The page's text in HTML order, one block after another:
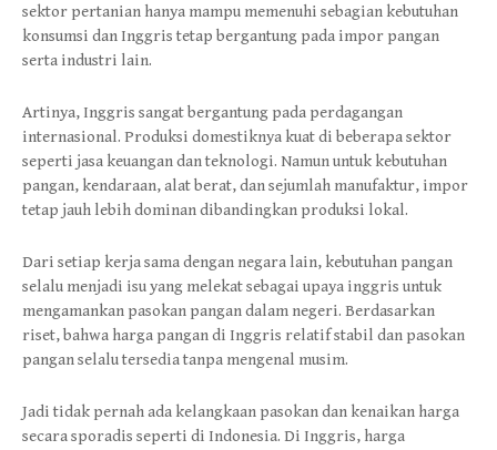
sektor pertanian hanya mampu memenuhi sebagian kebutuhan
konsumsi dan Inggris tetap bergantung pada impor pangan
serta industri lain.
Artinya, Inggris sangat bergantung pada perdagangan
internasional. Produksi domestiknya kuat di beberapa sektor
seperti jasa keuangan dan teknologi. Namun untuk kebutuhan
pangan, kendaraan, alat berat, dan sejumlah manufaktur, impor
tetap jauh lebih dominan dibandingkan produksi lokal.
Dari setiap kerja sama dengan negara lain, kebutuhan pangan
selalu menjadi isu yang melekat sebagai upaya inggris untuk
mengamankan pasokan pangan dalam negeri. Berdasarkan
riset, bahwa harga pangan di Inggris relatif stabil dan pasokan
pangan selalu tersedia tanpa mengenal musim.
Jadi tidak pernah ada kelangkaan pasokan dan kenaikan harga
secara sporadis seperti di Indonesia. Di Inggris, harga